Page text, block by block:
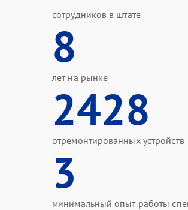
сотрудников в штате
8
лет на рынке
2428
отремонтированных устройств
3
минимальный опыт работы